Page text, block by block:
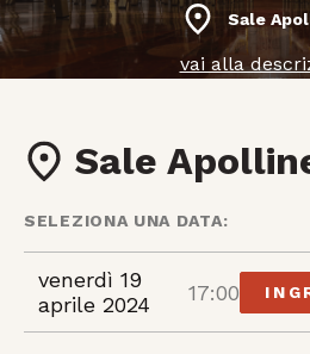
Sale
vai alla
Sale
SELEZIONA UNA DATA:
venerdì 19
aprile 2024
17:00